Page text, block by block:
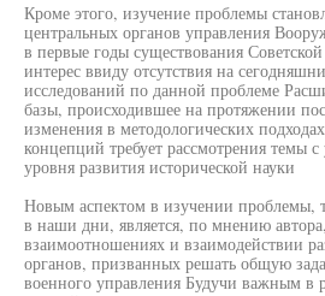
Кроме этого, изучение проблемы
центральных органов управления
в первые годы существования
интерес ввиду отсутствия на
исследований по данной проблеме
базы, происходившее на протяжении
изменения в методологических
концепций требует рассмотрения темы
уровня развития исторической науки
Новым аспектом в изучении проблемы,
в наши дни, является, по мнению
взаимоотношениях и взаимодействии
органов, призванных решать общую
военного управления Будучи важным в